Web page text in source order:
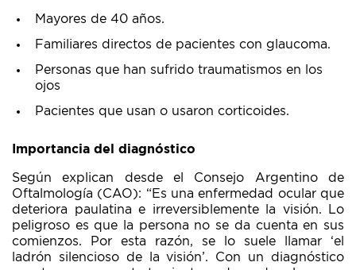
Mayores de 40 años.
Familiares directos de pacientes con glaucoma.
Personas que han sufrido traumatismos en los
ojos
Pacientes que usan o usaron corticoides.
Importancia del diagnóstico
Según explican desde el Consejo Argentino de
Oftalmología (CAO): “Es una enfermedad ocular que
deteriora paulatina e irreversiblemente la visión. Lo
peligroso es que la persona no se da cuenta en sus
comienzos. Por esta razón, se lo suele llamar ‘el
ladrón silencioso de la visión’. Con un diagnóstico